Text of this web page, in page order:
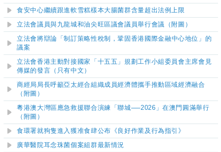
食安中心繼續跟進軟雪糕樣本大腸菌群含量超出法例上限
立法會議員與九龍城和油尖旺區議會議員舉行會議（附圖）
立法會將辯論 「制訂策略性稅制，鞏固香港國際金融中心地位 」 的
議案
立法會香港主動對接國家「十五五」規劃工作小組委員會主席會見
傳媒的發言（只有中文）
商經局局長呼籲亞太經合組織成員經濟體攜手推動區域經濟融合
（附圖）
粵港澳大灣區應急救援聯合演練「聯城──2026」在澳門圓滿舉行
（附圖）
食環署就狗隻進入獲准食肆公布《良好作業及行為指引》
廣華醫院耳念珠菌個案組群最新情況